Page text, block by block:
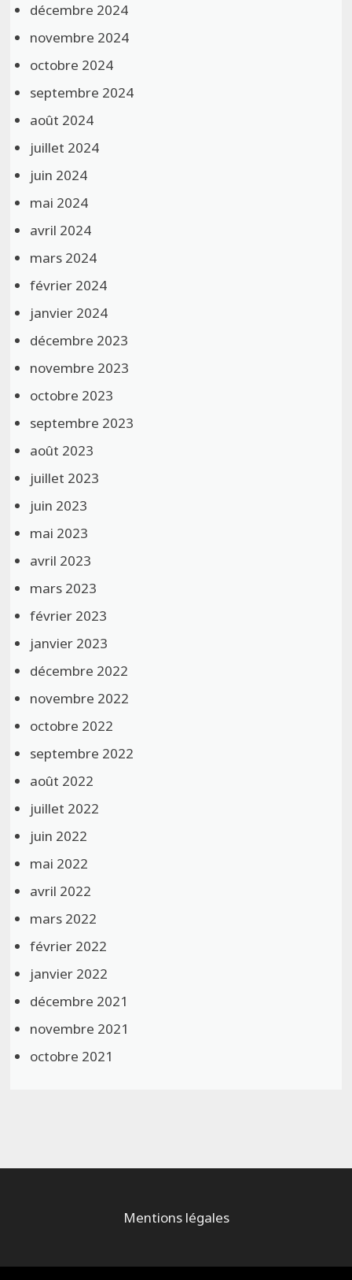
décembre 2024
novembre 2024
octobre 2024
septembre 2024
août 2024
juillet 2024
juin 2024
mai 2024
avril 2024
mars 2024
février 2024
janvier 2024
décembre 2023
novembre 2023
octobre 2023
septembre 2023
août 2023
juillet 2023
juin 2023
mai 2023
avril 2023
mars 2023
février 2023
janvier 2023
décembre 2022
novembre 2022
octobre 2022
septembre 2022
août 2022
juillet 2022
juin 2022
mai 2022
avril 2022
mars 2022
février 2022
janvier 2022
décembre 2021
novembre 2021
octobre 2021
Mentions légales